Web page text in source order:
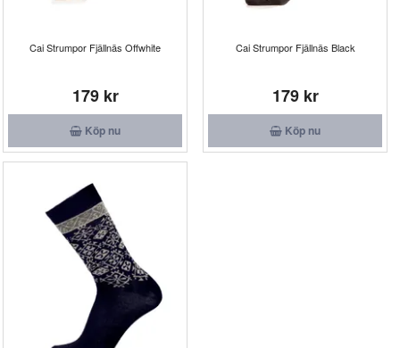
Cai Strumpor Fjällnäs Offwhite
179 kr
Köp nu
Cai Strumpor Fjällnäs Black
179 kr
Köp nu